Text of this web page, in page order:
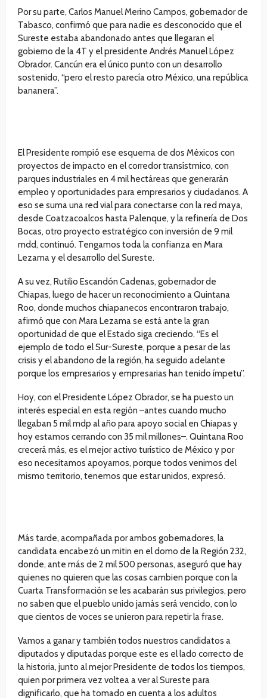
Por su parte, Carlos Manuel Merino Campos, gobernador de
Tabasco, confirmó que para nadie es desconocido que el
Sureste estaba abandonado antes que llegaran el
gobierno de la 4T y el presidente Andrés Manuel López
Obrador. Cancún era el único punto con un desarrollo
sostenido, “pero el resto parecía otro México, una república
bananera”.
El Presidente rompió ese esquema de dos Méxicos con
proyectos de impacto en el corredor transístmico, con
parques industriales en 4 mil hectáreas que generarán
empleo y oportunidades para empresarios y ciudadanos. A
eso se suma una red vial para conectarse con la red maya,
desde Coatzacoalcos hasta Palenque, y la refinería de Dos
Bocas, otro proyecto estratégico con inversión de 9 mil
mdd, continuó. Tengamos toda la confianza en Mara
Lezama y el desarrollo del Sureste.
A su vez, Rutilio Escandón Cadenas, gobernador de
Chiapas, luego de hacer un reconocimiento a Quintana
Roo, donde muchos chiapanecos encontraron trabajo,
afirmó que con Mara Lezama se está ante la gran
oportunidad de que el Estado siga creciendo. “Es el
ejemplo de todo el Sur-Sureste, porque a pesar de las
crisis y el abandono de la región, ha seguido adelante
porque los empresarios y empresarias han tenido ímpetu”.
Hoy, con el Presidente López Obrador, se ha puesto un
interés especial en esta región –antes cuando mucho
llegaban 5 mil mdp al año para apoyo social en Chiapas y
hoy estamos cerrando con 35 mil millones–. Quintana Roo
crecerá más, es el mejor activo turístico de México y por
eso necesitamos apoyarnos, porque todos venimos del
mismo territorio, tenemos que estar unidos, expresó.
Más tarde, acompañada por ambos gobernadores, la
candidata encabezó un mitin en el domo de la Región 232,
donde, ante más de 2 mil 500 personas, aseguró que hay
quienes no quieren que las cosas cambien porque con la
Cuarta Transformación se les acabarán sus privilegios, pero
no saben que el pueblo unido jamás será vencido, con lo
que cientos de voces se unieron para repetir la frase.
Vamos a ganar y también todos nuestros candidatos a
diputados y diputadas porque este es el lado correcto de
la historia, junto al mejor Presidente de todos los tiempos,
quien por primera vez voltea a ver al Sureste para
dignificarlo, que ha tomado en cuenta a los adultos